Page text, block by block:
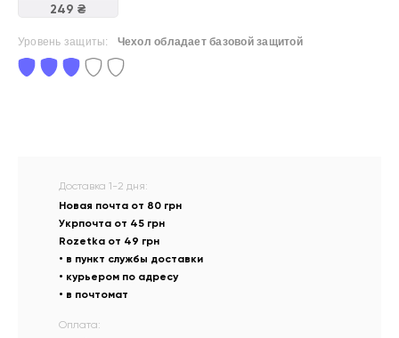
249 ₴
Уровень защиты: Чехол обладает базовой защитой
Доставка 1-2 дня:
Новая почта от 80 грн
Укрпочта от 45 грн
Rozetka от 49 грн
• в пункт службы доставки
• курьером по адресу
• в почтомат
Оплата: